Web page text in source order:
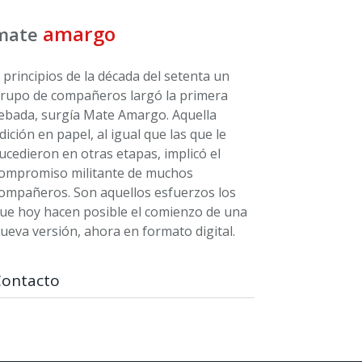
amargo
principios de la década del setenta un
de compañeros largó la primera
surgía Mate Amargo. Aquella
en papel, al igual que las que le
en otras etapas, implicó el
militante de muchos
Son aquellos esfuerzos los
hoy hacen posible el comienzo de una
versión, ahora en formato digital.